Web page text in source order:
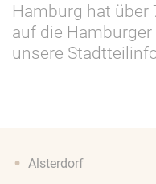
Hamburg hat über
auf die
unsere
Alsterdorf